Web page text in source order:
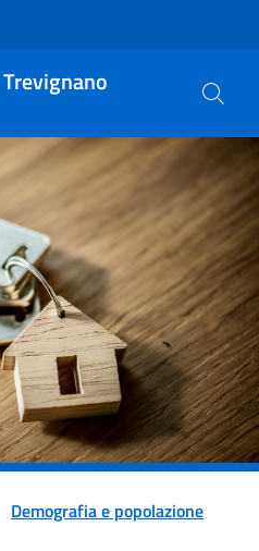
Demografia e popolazione